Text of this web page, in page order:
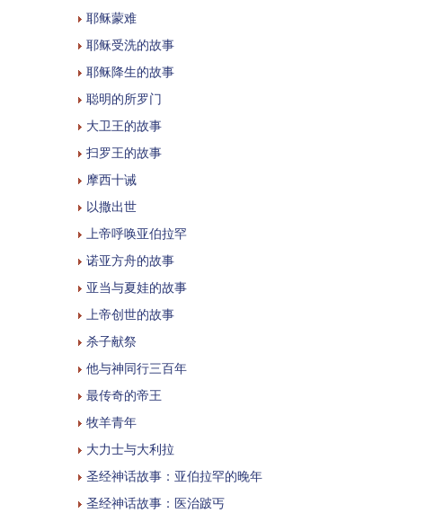
耶稣蒙难
耶稣受洗的故事
耶稣降生的故事
聪明的所罗门
大卫王的故事
扫罗王的故事
摩西十诫
以撒出世
上帝呼唤亚伯拉罕
诺亚方舟的故事
亚当与夏娃的故事
上帝创世的故事
杀子献祭
他与神同行三百年
最传奇的帝王
牧羊青年
大力士与大利拉
圣经神话故事：亚伯拉罕的晚年
圣经神话故事：医治跛丐